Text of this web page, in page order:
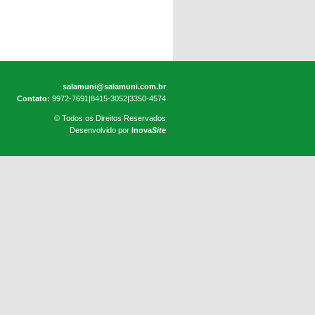
salamuni@salamuni.com.br
Contato: 9972-7691|8415-3052|3350-4574
© Todos os Direitos Reservados
Desenvolvido por InovaSite